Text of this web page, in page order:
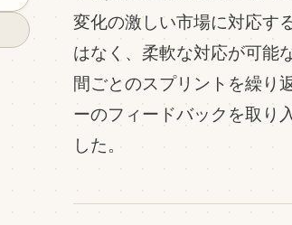
変化の激しい市場に対応す
はなく、柔軟な対応が可能
間ごとのスプリントを繰り
ーのフィードバックを取り
した。